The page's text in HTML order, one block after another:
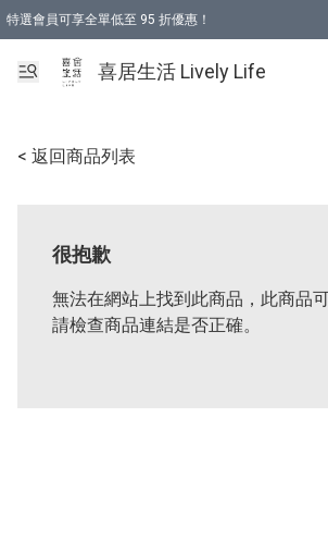
特選會員可享全單低至 95 折優惠！
購物折後滿$600免運費優惠 (減價貨品除外）
購物折後滿$320 即可免費於「順豐站」或「順豐智
喜居生活 Lively Life
< 返回商品列表
很抱歉
無法在網站上找到此商品，此商品可
請檢查商品連結是否正確。